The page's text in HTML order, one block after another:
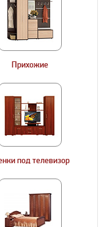
Прихожие
под телевизор